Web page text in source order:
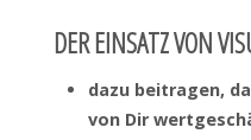
DER EINSATZ VON
dazu beitragen,
von Dir